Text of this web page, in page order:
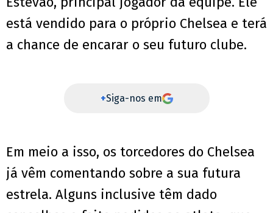
está vendido para o próprio Chelsea e terá
a chance de encarar o seu futuro clube.
+Siga-nos em
Em meio a isso, os torcedores do Chelsea
já vêm comentando sobre a sua futura
estrela. Alguns inclusive têm dado